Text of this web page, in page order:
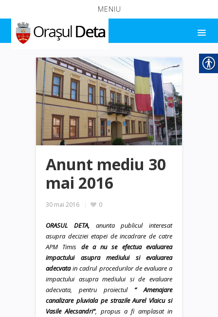
MENIU
Anunt mediu 30
mai 2016
30 mai 2016 0
ORASUL DETA, anunta publicul interesat
asupra deciziei etapei de incadrare de catre
APM Timis de a nu se efectua evaluarea
impactului asupra mediului si evaluarea
adecvatain cadrul procedurilor de evaluare a
impactului asupra mediului si de evaluare
adecvata, pentru proiectul “
Amenajare
canalizare pluviala pe strazile Aurel Vlaicu si
Vasile Alecsandri“, propus a fi amplasat in